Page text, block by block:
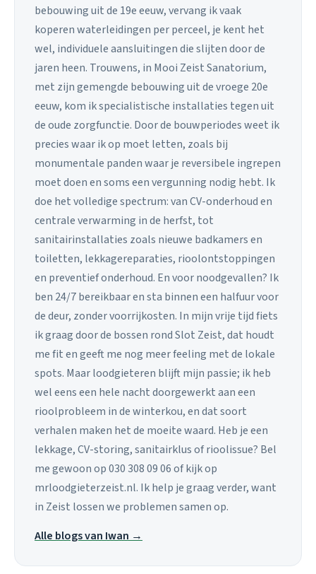
bebouwing uit de 19e eeuw, vervang ik vaak
koperen waterleidingen per perceel, je kent het
wel, individuele aansluitingen die slijten door de
jaren heen. Trouwens, in Mooi Zeist Sanatorium,
met zijn gemengde bebouwing uit de vroege 20e
eeuw, kom ik specialistische installaties tegen uit
de oude zorgfunctie. Door de bouwperiodes weet ik
precies waar ik op moet letten, zoals bij
monumentale panden waar je reversibele ingrepen
moet doen en soms een vergunning nodig hebt. Ik
doe het volledige spectrum: van CV-onderhoud en
centrale verwarming in de herfst, tot
sanitairinstallaties zoals nieuwe badkamers en
toiletten, lekkagereparaties, rioolontstoppingen
en preventief onderhoud. En voor noodgevallen? Ik
ben 24/7 bereikbaar en sta binnen een halfuur voor
de deur, zonder voorrijkosten. In mijn vrije tijd fiets
ik graag door de bossen rond Slot Zeist, dat houdt
me fit en geeft me nog meer feeling met de lokale
spots. Maar loodgieteren blijft mijn passie; ik heb
wel eens een hele nacht doorgewerkt aan een
rioolprobleem in de winterkou, en dat soort
verhalen maken het de moeite waard. Heb je een
lekkage, CV-storing, sanitairklus of rioolissue? Bel
me gewoon op 030 308 09 06 of kijk op
mrloodgieterzeist.nl. Ik help je graag verder, want
in Zeist lossen we problemen samen op.
Alle blogs van Iwan →